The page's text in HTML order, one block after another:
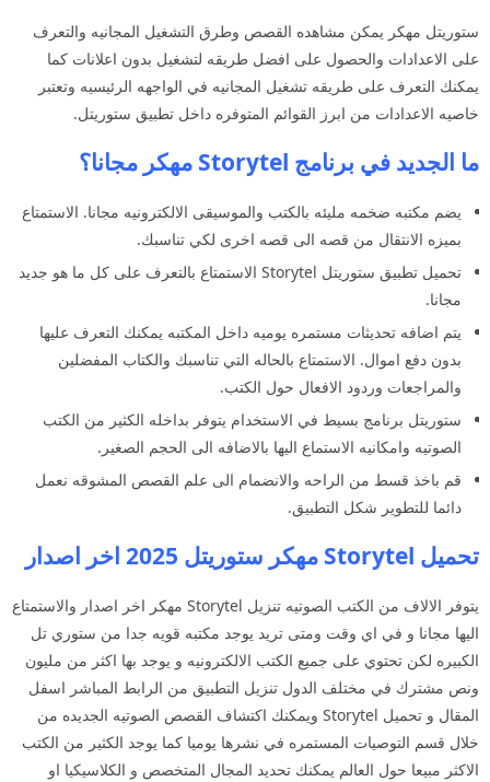
ستوريتل مهكر يمكن مشاهده القصص وطرق التشغيل المجانيه والتعرف
على الاعدادات والحصول على افضل طريقه لتشغيل بدون اعلانات كما
يمكنك التعرف على طريقه تشغيل المجانيه في الواجهه الرئيسيه وتعتبر
خاصيه الاعدادات من ابرز القوائم المتوفره داخل تطبيق ستوريتل.
ما الجديد في برنامج Storytel مهكر مجانا؟
يضم مكتبه ضخمه مليئه بالكتب والموسيقى الالكترونيه مجانا. الاستمتاع
بميزه الانتقال من قصه الى قصه اخرى لكي تناسبك.
تحميل تطبيق ستوريتل Storytel الاستمتاع بالتعرف على كل ما هو جديد
مجانا.
يتم اضافه تحديثات مستمره يوميه داخل المكتبه يمكنك التعرف عليها
بدون دفع اموال. الاستمتاع بالحاله التي تناسبك والكتاب المفضلين
والمراجعات وردود الافعال حول الكتب.
ستوريتل برنامج بسيط في الاستخدام يتوفر بداخله الكثير من الكتب
الصوتيه وامكانيه الاستماع اليها بالاضافه الى الحجم الصغير.
قم باخذ قسط من الراحه والانضمام الى علم القصص المشوقه نعمل
دائما للتطوير شكل التطبيق.
تحميل Storytel مهكر ستوريتل 2025 اخر اصدار
يتوفر الالاف من الكتب الصوتيه تنزيل Storytel مهكر اخر اصدار والاستمتاع
اليها مجانا و في اي وقت ومتى تريد يوجد مكتبه قويه جدا من ستوري تل
الكبيره لكن تحتوي على جميع الكتب الالكترونيه و يوجد بها اكثر من مليون
ونص مشترك في مختلف الدول تنزيل التطبيق من الرابط المباشر اسفل
المقال و تحميل Storytel ويمكنك اكتشاف القصص الصوتيه الجديده من
خلال قسم التوصيات المستمره في نشرها يوميا كما يوجد الكثير من الكتب
الاكثر مبيعا حول العالم يمكنك تحديد المجال المتخصص و الكلاسيكيا او